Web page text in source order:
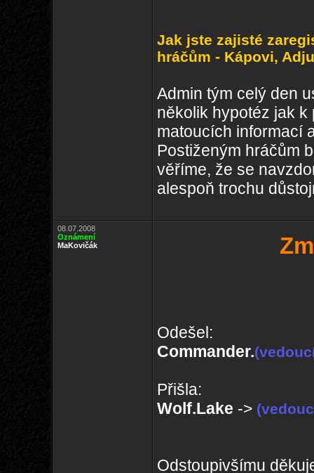
Jak jste zajisté
hráčům - Kápovi,
Admin tým celý den
několik hypotéz jak
matoucích informací
Postiženým hráčům
věříme, že se
alespoň trochu
08.07.2008
Oznámení
MaKovičák
Odešel:
Commander.
Přišla:
Wolf.Lake ->
Odstoupivšímu